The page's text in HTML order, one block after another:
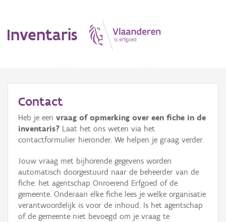
Inventaris
Erfgoedobject
Aanduidingsobject
Waarneming
Thema
Gebeurtenis
Contact
Heb je een vraag of opmerking over een fiche in de
inventaris? Laat het ons weten via het
contactformulier hieronder. We helpen je graag verder.
Jouw vraag met bijhorende gegevens worden
automatisch doorgestuurd naar de beheerder van de
fiche: het agentschap Onroerend Erfgoed of de
gemeente. Onderaan elke fiche lees je welke organisatie
verantwoordelijk is voor de inhoud. Is het agentschap
of de gemeente niet bevoegd om je vraag te